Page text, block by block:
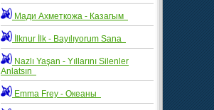
Мади Ахметкожа - Казагым
İlknur İlk - Bayılıyorum Sana
Nazlı Yaşan - Yıllarını Silenler
Anlatsın
Emma Frey - Океаны